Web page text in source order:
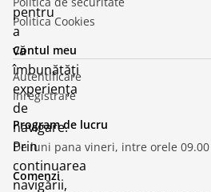
Politica Cookies
Contul meu
Autentificare
Inregistrare
Program de lucru
De luni pana vineri, intre orele 09.00
Comenzi
pentru
a
vă
îmbunătăți
experiența
de
navigare.
Prin
continuarea
navigării,